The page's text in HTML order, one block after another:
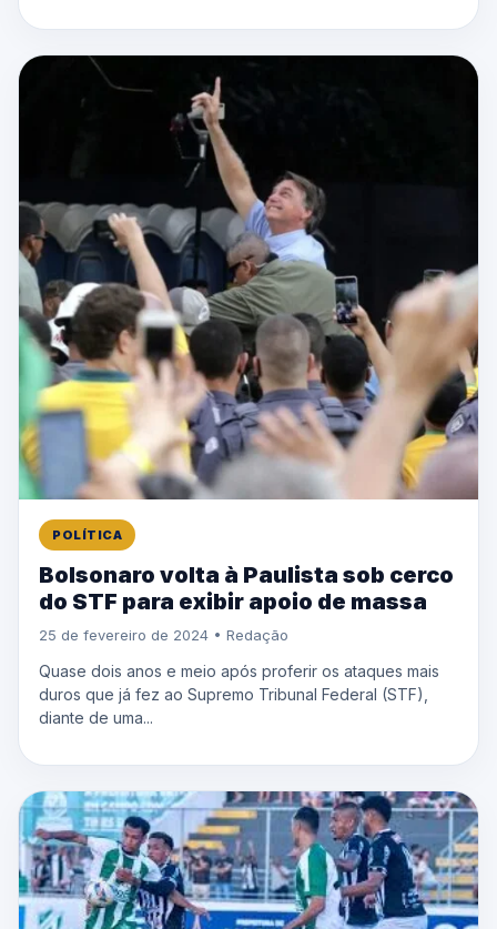
POLÍTICA
Bolsonaro volta à Paulista sob cerco
do STF para exibir apoio de massa
25 de fevereiro de 2024 • Redação
Quase dois anos e meio após proferir os ataques mais
duros que já fez ao Supremo Tribunal Federal (STF),
diante de uma...